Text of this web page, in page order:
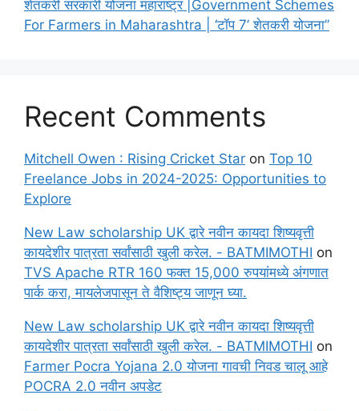
शेतकरी सरकारी योजना महाराष्ट्र |Government Schemes
For Farmers in Maharashtra | ‘टॉप 7’ शेतकरी योजना”
Recent Comments
Mitchell Owen : Rising Cricket Star on Top 10
Freelance Jobs in 2024-2025: Opportunities to
Explore
New Law scholarship UK द्वारे नवीन कायदा शिष्यवृत्ती
कायदेशीर पात्रता सर्वांसाठी खुली करेल. - BATMIMOTHI on
TVS Apache RTR 160 फक्त 15,000 रुपयांमध्ये अंगणात
पार्क करा, मायलेजपासून ते वैशिष्ट्य जाणून घ्या.
New Law scholarship UK द्वारे नवीन कायदा शिष्यवृत्ती
कायदेशीर पात्रता सर्वांसाठी खुली करेल. - BATMIMOTHI on
Farmer Pocra Yojana 2.0 योजना गावची निवड चालू आहे
POCRA 2.0 नवीन अपडेट